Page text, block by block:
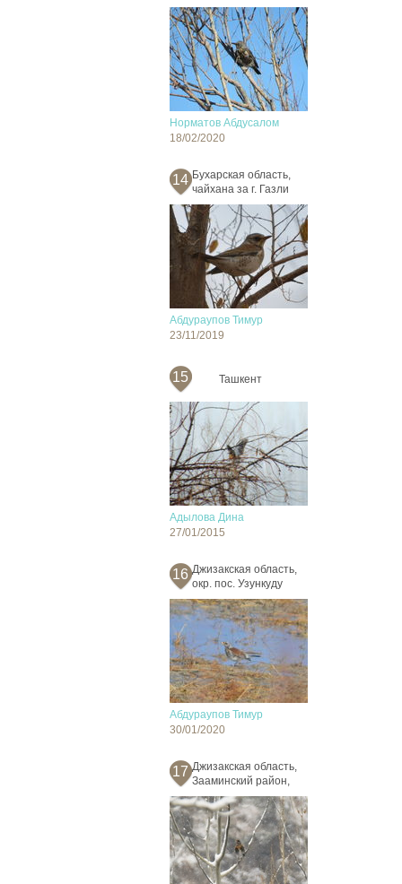
Норматов Абдусалом
18/02/2020
14 Бухарская область,
чайхана за г. Газли
Абдураупов Тимур
23/11/2019
15 Ташкент
Адылова Дина
27/01/2015
16 Джизакская область,
окр. пос. Узункуду
Абдураупов Тимур
30/01/2020
17 Джизакская область,
Зааминский район,